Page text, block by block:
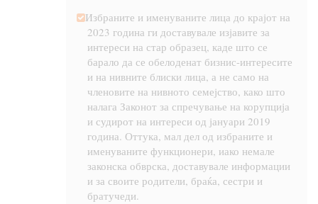
Избраните и именуваните лица до крајот на
2023 година ги доставувале изјавите за
интереси на стар образец, каде што се
барало да се обелоденат бизнис-интересите
и на нивните блиски лица, а не само на
членовите на нивното семејство, како што
налага Законот за спречување на корупција
и судирот на интереси од јануари 2019
година. Оттука, мал дел од избраните и
именуваните функционери, иако немале
законска обврска, доставувале информации
и за своите родители, браќа, сестри и
братучеди.